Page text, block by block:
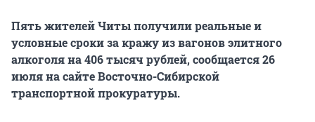
Пять жителей Читы получили реальные и
условные сроки за кражу из вагонов элитного
алкоголя на 406 тысяч рублей, сообщается 26
июля на сайте Восточно-Сибирской
транспортной прокуратуры.